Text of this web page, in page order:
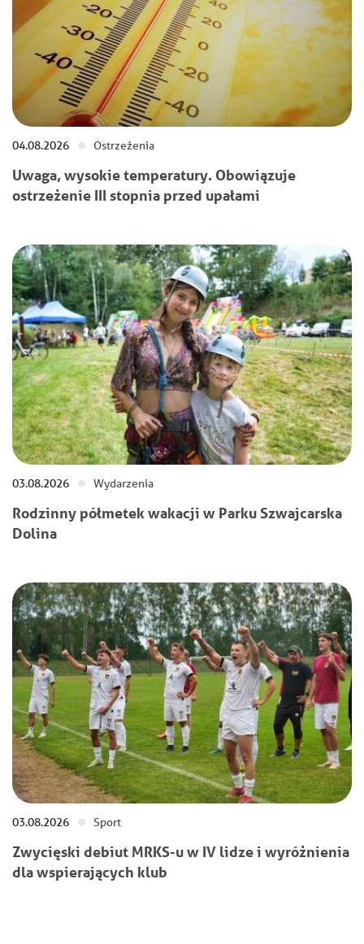
04.08.2026 Ostrzeżenia
Uwaga, wysokie temperatury. Obowiązuje
ostrzeżenie III stopnia przed upałami
03.08.2026 Wydarzenia
Rodzinny półmetek wakacji w Parku Szwajcarska
Dolina
03.08.2026 Sport
Zwycięski debiut MRKS-u w IV lidze i wyróżnienia
dla wspierających klub